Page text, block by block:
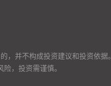
，并不构成投资建议和投资依据。
，投资需谨慎。